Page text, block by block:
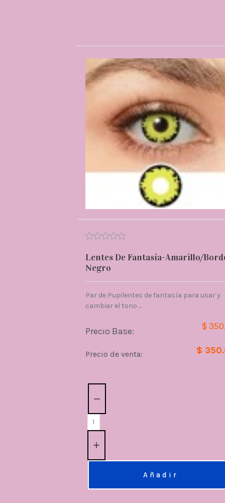
Lentes De Fantasía-Amarillo/
Negro
Par de Pupilentes de fantasía para usar y
cambiar el tono ...
Precio Base: $
Precio de venta: $
Añadir